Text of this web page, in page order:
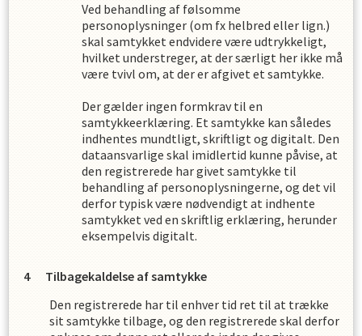
Ved behandling af følsomme
personoplysninger (om fx helbred eller lign.)
skal samtykket endvidere være udtrykkeligt,
hvilket understreger, at der særligt her ikke må
være tvivl om, at der er afgivet et samtykke.
Der gælder ingen formkrav til en
samtykkeerklæring. Et samtykke kan således
indhentes mundtligt, skriftligt og digitalt. Den
dataansvarlige skal imidlertid kunne påvise, at
den registrerede har givet samtykke til
behandling af personoplysningerne, og det vil
derfor typisk være nødvendigt at indhente
samtykket ved en skriftlig erklæring, herunder
eksempelvis digitalt.
Tilbagekaldelse af samtykke
Den registrerede har til enhver tid ret til at trække
sit samtykke tilbage, og den registrerede skal derfor